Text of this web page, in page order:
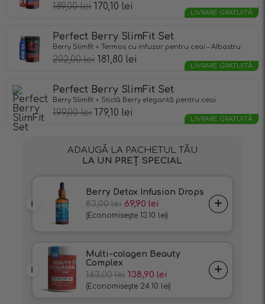
189,00lei 170,10 lei
LIVRARE GRATUITĂ
Perfect Berry SlimFit Set
Berry Slimfit + Termos cu infuzor pentru ceai – Albastru
202,00lei 181,80 lei
LIVRARE GRATUITĂ
Perfect Berry SlimFit Set
Berry Slimfit + Sticlă Berry elegantă pentru ceai
199,00lei 179,10 lei
LIVRARE GRATUITĂ